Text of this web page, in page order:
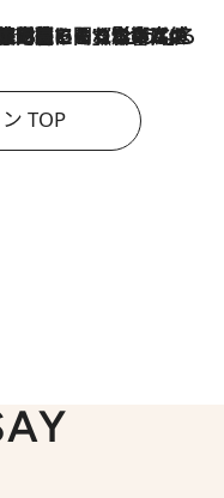
ャージ料の高値が続いている」ホルムズ海峡封鎖による影響はいつまで続く？《エネルギー専門家に聞く“どうなる日本の暮らし”》
TOP